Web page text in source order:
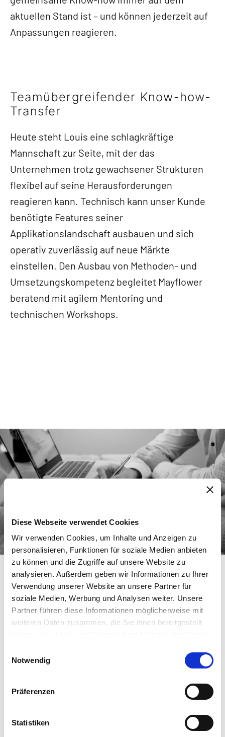
Diese Webseite verwendet Cookies
Wir verwenden Cookies, um Inhalte und Anzeigen zu
personalisieren, Funktionen für soziale Medien anbieten
zu können und die Zugriffe auf unsere Website zu
analysieren. Außerdem geben wir Informationen zu Ihrer
Verwendung unserer Website an unsere Partner für
soziale Medien, Werbung und Analysen weiter. Unsere
Partner führen diese Informationen möglicherweise mit
weiteren Daten zusammen, die Sie ihnen bereitgestellt
Notwendig
Präferenzen
Statistiken
aktuellen Stand ist – und können jederzeit auf
Anpassungen reagieren.
Teamübergreifender Know-how-
Transfer
Heute steht Louis eine schlagkräftige
Mannschaft zur Seite, mit der das
Unternehmen trotz gewachsener Strukturen
flexibel auf seine Herausforderungen
reagieren kann. Technisch kann unser Kunde
benötigte Features seiner
Applikationslandschaft ausbauen und sich
operativ zuverlässig auf neue Märkte
einstellen. Den Ausbau von Methoden- und
Umsetzungskompetenz begleitet Mayflower
beratend mit agilem Mentoring und
technischen Workshops.
Das Projekt in
Stichpunkten
Operative Ziele:
Modernisierung und das
technische Redesign der aktuellen B2C-
Technologien im Projekt: